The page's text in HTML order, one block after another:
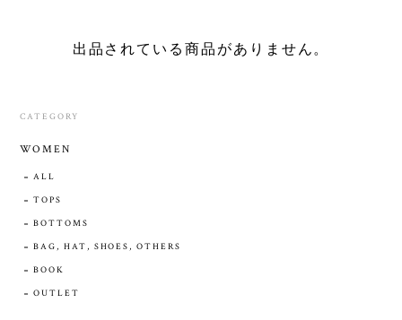
出品されている商品がありません。
CATEGORY
WOMEN
ALL
TOPS
BOTTOMS
BAG, HAT, SHOES, OTHERS
BOOK
OUTLET